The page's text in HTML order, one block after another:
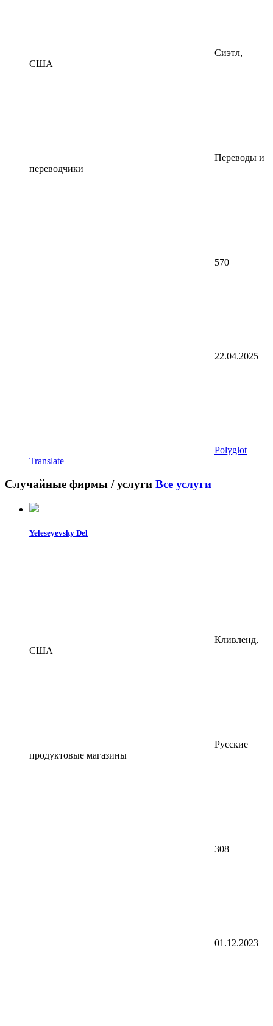
Сиэтл,
США
Переводы и
переводчики
570
22.04.2025
Polyglot
Translate
Случайные фирмы / услуги Все услуги
Yeleseyevsky Del
Кливленд,
США
Русские
продуктовые магазины
308
01.12.2023